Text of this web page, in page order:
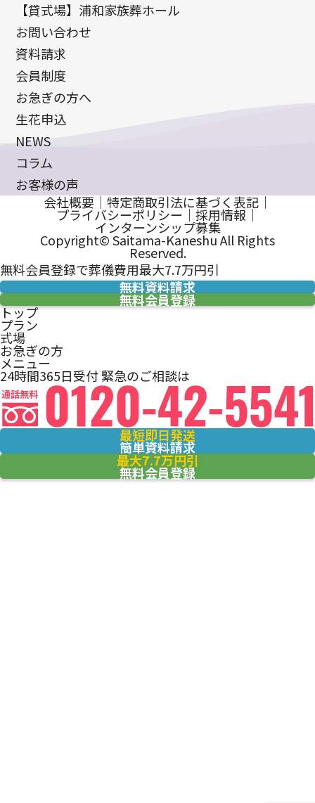
【貸式場】浦和家族葬ホール
お問い合わせ
資料請求
会員制度
お急ぎの方へ
生花申込
NEWS
コラム
お客様の声
会社概要 ｜ 特定商取引法に基づく表記 ｜
プライバシーポリシー ｜ 採用情報 ｜
インターンシップ募集
Copyright© Saitama-Kaneshu All Rights
Reserved.
無料会員登録で葬儀費用最大7.7万円引
無料資料請求
無料会員登録
トップ
プラン
式場
お急ぎの方
メニュー
24時間365日受付緊急のご相談は
最短即日発送
簡単資料請求
最大7.7万円引
無料会員登録